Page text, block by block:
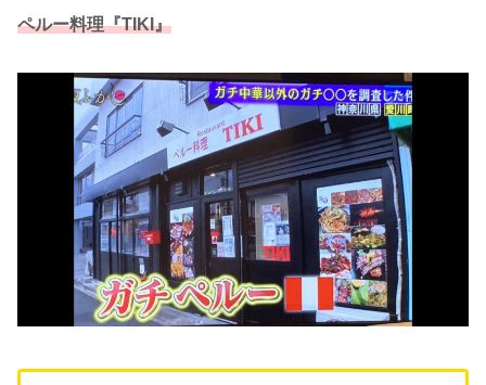
ペルー料理『TIKI』